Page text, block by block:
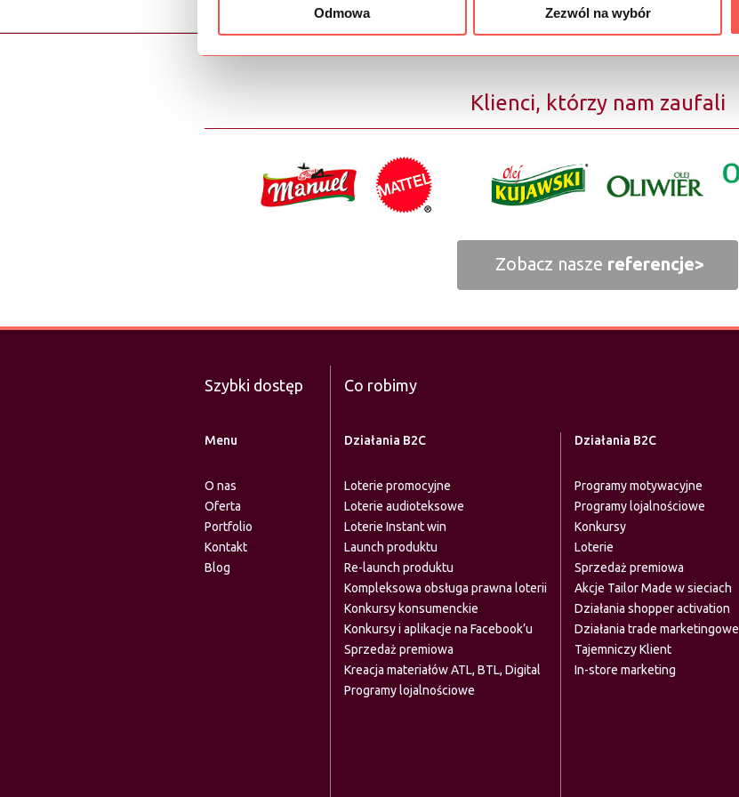
Odmowa Zezwól na wybór
Klienci, którzy nam zaufali
Zobacz nasze referencje>
Szybki dostęp
Menu
O nas
Oferta
Portfolio
Kontakt
Blog
Co robimy
Działania B2C
Loterie promocyjne
Loterie audioteksowe
Loterie Instant win
Launch produktu
Re-launch produktu
Kompleksowa obsługa prawna loterii
Konkursy konsumenckie
Konkursy i aplikacje na Facebook’u
Sprzedaż premiowa
Kreacja materiałów ATL, BTL, Digital
Programy lojalnościowe
Działania B2C
Programy motywacyjne
Programy lojalnościowe
Konkursy
Loterie
Sprzedaż premiowa
Akcje Tailor Made w sieciach
Działania shopper activation
Działania trade marketingowe
Tajemniczy Klient
In-store marketing